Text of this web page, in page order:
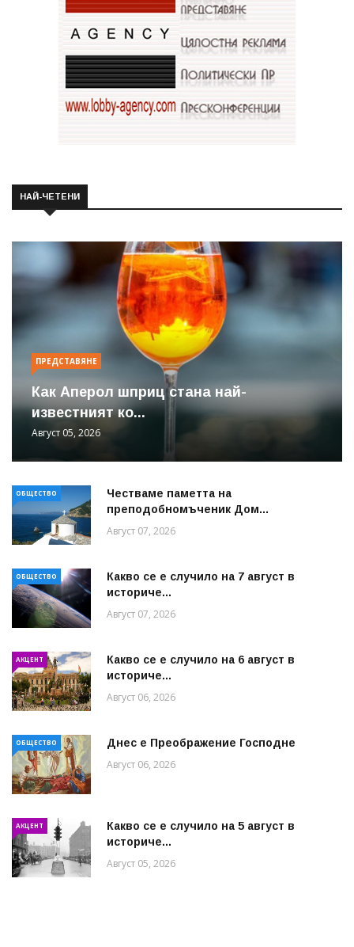
НАЙ-ЧЕТЕНИ
ПРЕДСТАВЯНЕ
Как Аперол шприц стана най-
известният ко...
Август 05, 2026
ОБЩЕСТВО
Честваме паметта на
преподобномъченик Дом...
Август 07, 2026
ОБЩЕСТВО
Какво се е случило на 7 август в
историче...
Август 07, 2026
АКЦЕНТ
Какво се е случило на 6 август в
историче...
Август 06, 2026
ОБЩЕСТВО Днес е Преображение Господне
Август 06, 2026
АКЦЕНТ
Какво се е случило на 5 август в
историче...
Август 05, 2026